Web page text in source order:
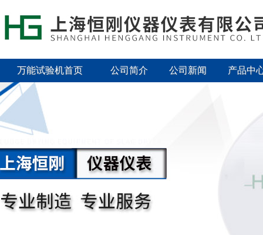
万能试验机首页 公司简介 公司新闻 产品中